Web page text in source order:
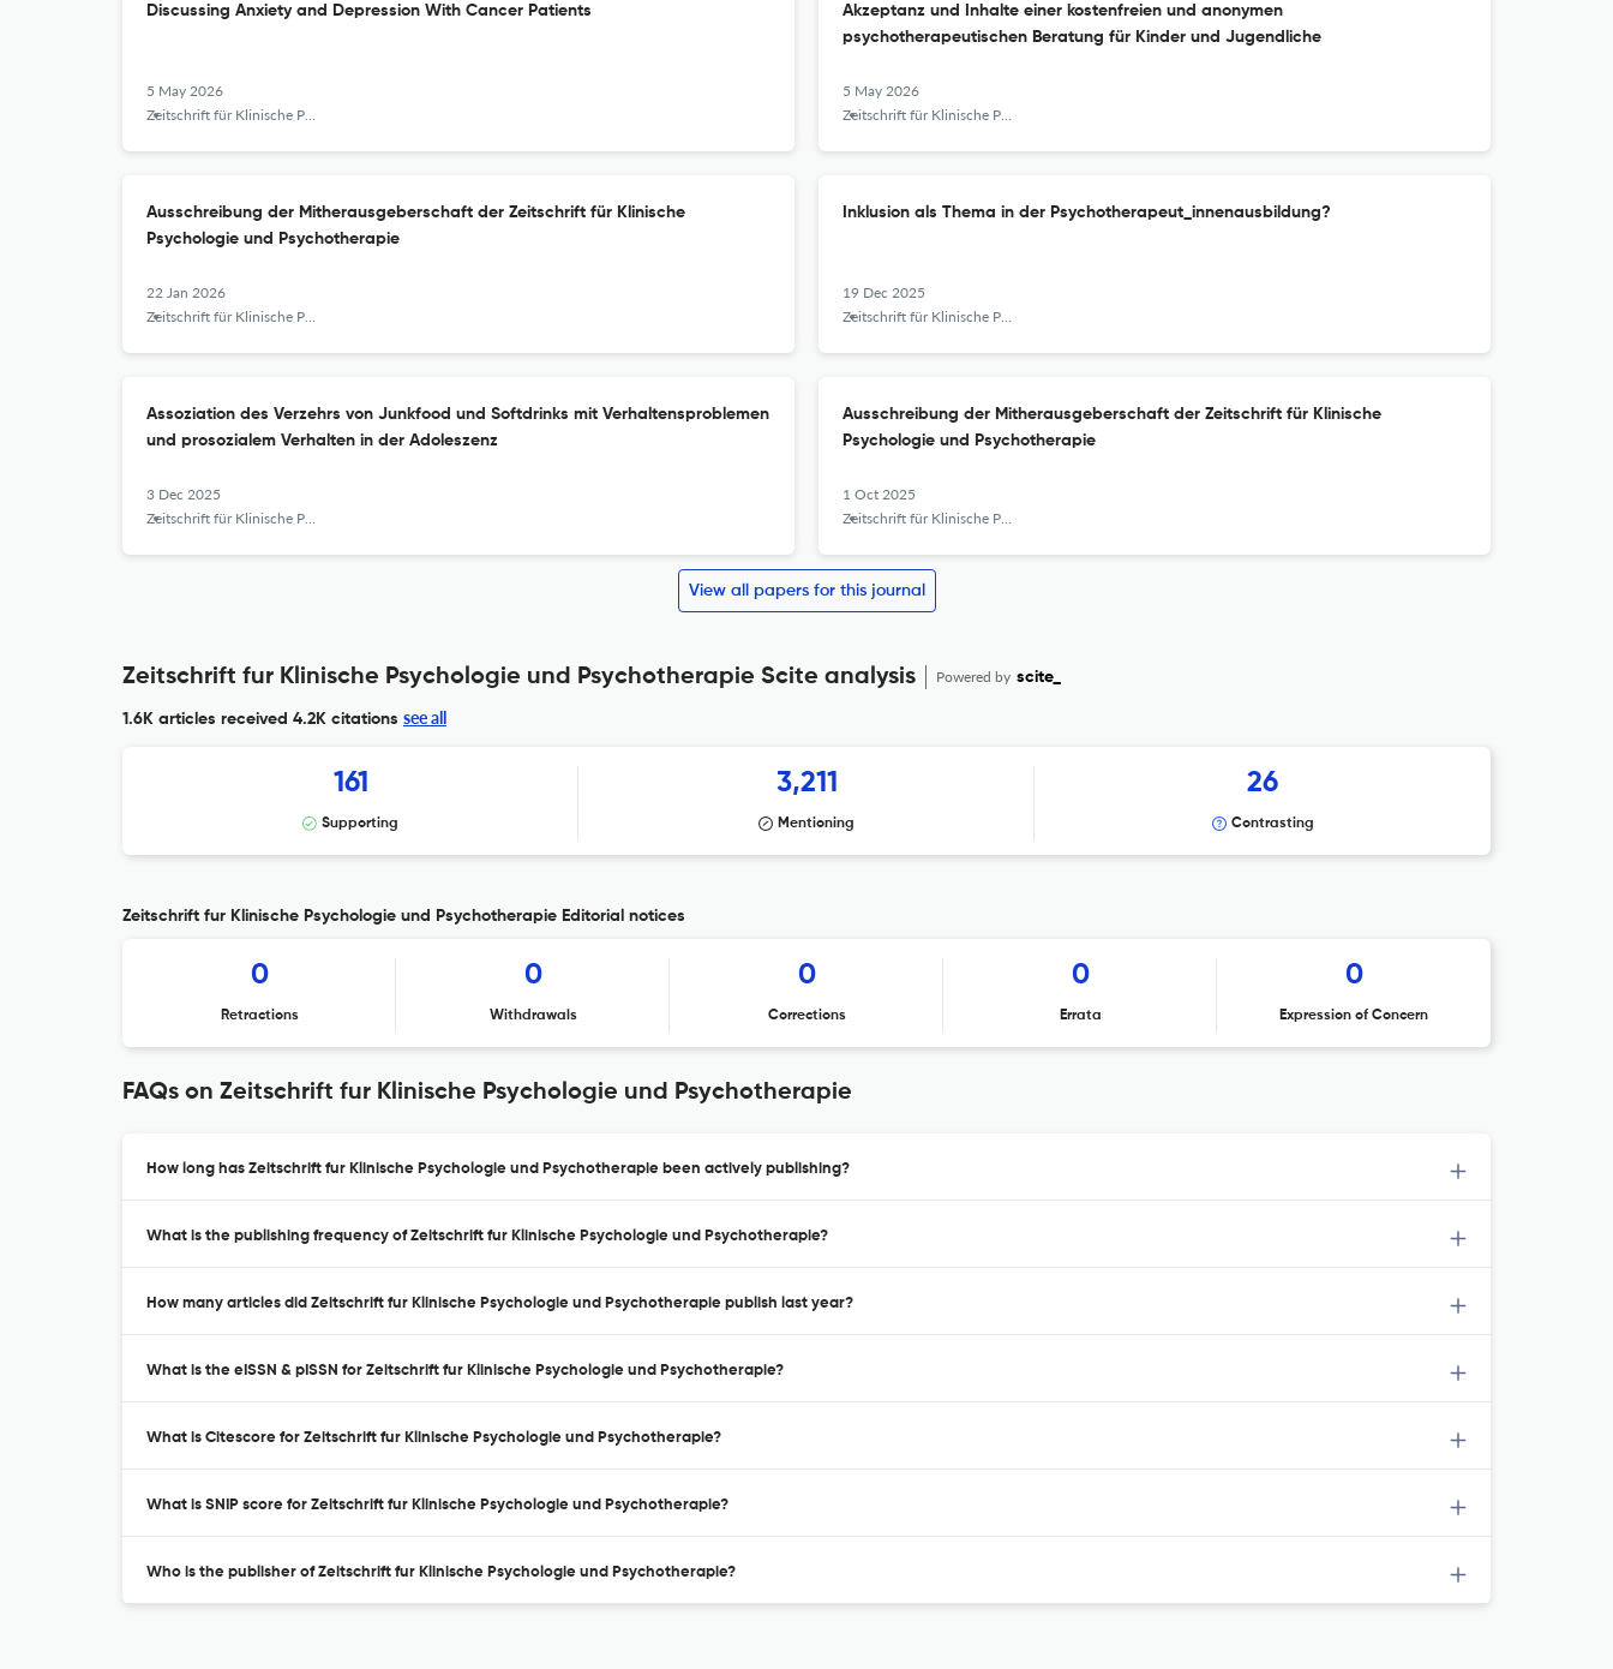
Discussing Anxiety and Depression With Cancer Patients
5 May 2026
Zeitschrift für Klinische Psychologie und Psychotherapie
Akzeptanz und Inhalte einer kostenfreien und anonymen
psychotherapeutischen Beratung für Kinder und Jugendliche
5 May 2026
Zeitschrift für Klinische Psychologie und Psychotherapie
Ausschreibung der ‌‌‌Mitherausgeberschaft der Zeitschrift für Klinische
Psychologie und Psychotherapie
22 Jan 2026
Zeitschrift für Klinische Psychologie und Psychotherapie
Inklusion als Thema in der Psychotherapeut_innenausbildung?
19 Dec 2025
Zeitschrift für Klinische Psychologie und Psychotherapie
Assoziation des Verzehrs von Junkfood und Softdrinks mit Verhaltensproblemen
und prosozialem Verhalten in der Adoleszenz
3 Dec 2025
Zeitschrift für Klinische Psychologie und Psychotherapie
Ausschreibung der ‌‌‌Mitherausgeberschaft der Zeitschrift für Klinische
Psychologie und Psychotherapie
1 Oct 2025
Zeitschrift für Klinische Psychologie und Psychotherapie
View all papers for this journal
Zeitschrift fur Klinische Psychologie und Psychotherapie Scite analysis Powered by scite_
1.6K articles received 4.2K citations see all
161
Supporting
3,211
Mentioning
26
Contrasting
Zeitschrift fur Klinische Psychologie und Psychotherapie Editorial notices
0
Retractions
0
Withdrawals
0
Corrections
0
Errata
0
Expression of Concern
FAQs on Zeitschrift fur Klinische Psychologie und Psychotherapie
How long has Zeitschrift fur Klinische Psychologie und Psychotherapie been actively publishing?
What is the publishing frequency of Zeitschrift fur Klinische Psychologie und Psychotherapie?
How many articles did Zeitschrift fur Klinische Psychologie und Psychotherapie publish last year?
What is the eISSN & pISSN for Zeitschrift fur Klinische Psychologie und Psychotherapie?
What is Citescore for Zeitschrift fur Klinische Psychologie und Psychotherapie?
What is SNIP score for Zeitschrift fur Klinische Psychologie und Psychotherapie?
Who is the publisher of Zeitschrift fur Klinische Psychologie und Psychotherapie?